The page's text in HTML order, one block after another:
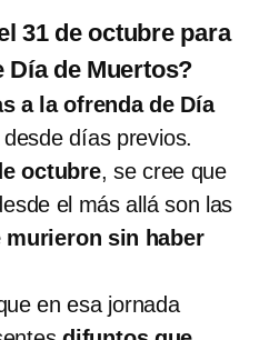
31 de octubre para
de Muertos?
a la ofrenda de Día
días previos.
octubre, se cree que
el más allá son las
sin haber
en esa jornada